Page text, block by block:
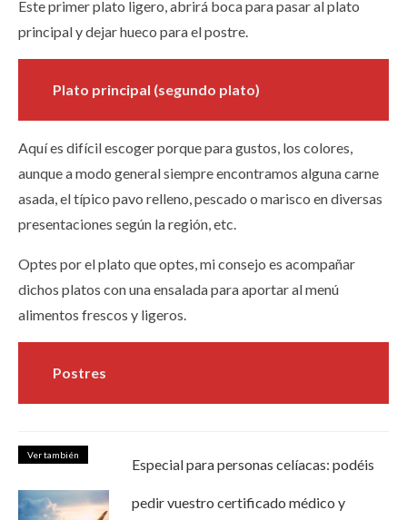
Este primer plato ligero, abrirá boca para pasar al plato
principal y dejar hueco para el postre.
Plato principal (segundo plato)
Aquí es difícil escoger porque para gustos, los colores,
aunque a modo general siempre encontramos alguna carne
asada, el típico pavo relleno, pescado o marisco en diversas
presentaciones según la región, etc.
Optes por el plato que optes, mi consejo es acompañar
dichos platos con una ensalada para aportar al menú
alimentos frescos y ligeros.
Postres
Ver también
Especial para personas celíacas: podéis
pedir vuestro certificado médico y